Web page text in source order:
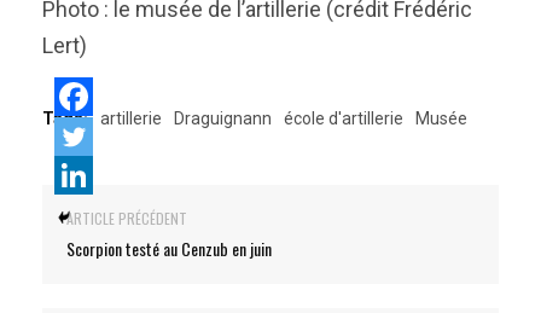
Photo : le musée de l’artillerie (crédit Frédéric
Lert)
Tags: artillerie Draguignann école d'artillerie Musée
ARTICLE PRÉCÉDENT
Scorpion testé au Cenzub en juin